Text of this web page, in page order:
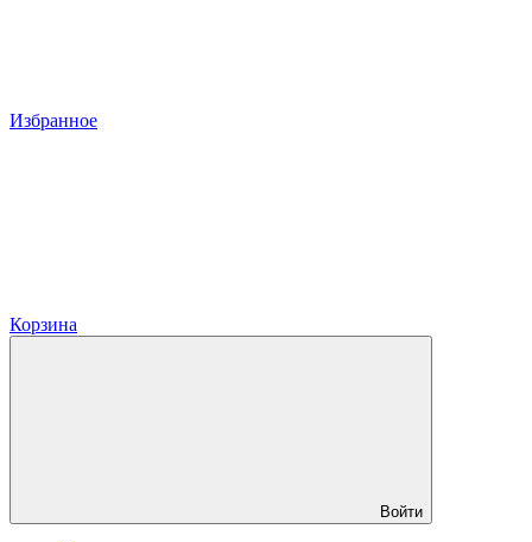
Избранное
Корзина
Войти